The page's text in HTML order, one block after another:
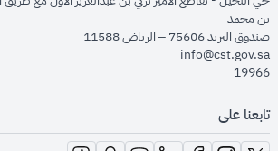
بن محمد
صندوق البريد 75606 – الرياض 11588
info@cst.gov.sa
19966
تابعنا على